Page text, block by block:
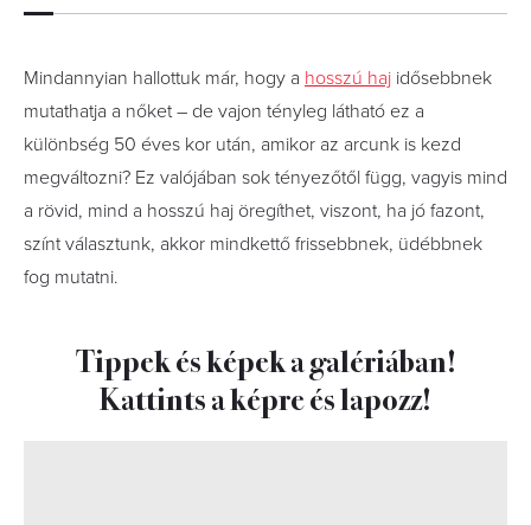
Mindannyian hallottuk már, hogy a hosszú haj idősebbnek
mutathatja a nőket – de vajon tényleg látható ez a
különbség 50 éves kor után, amikor az arcunk is kezd
megváltozni? Ez valójában sok tényezőtől függ, vagyis mind
a rövid, mind a hosszú haj öregíthet, viszont, ha jó fazont,
színt választunk, akkor mindkettő frissebbnek, üdébbnek
fog mutatni.
Tippek és képek a galériában!
Kattints a képre és lapozz!